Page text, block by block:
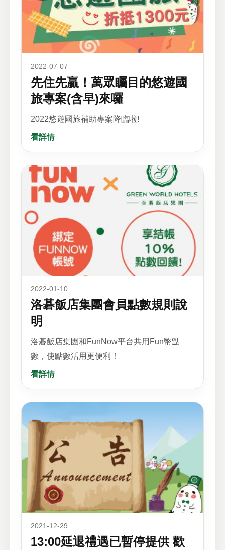
2022-07-07
先住先贏！萬眾矚目的悠遊國
旅專案(含早)來囉
2022悠遊國旅補助專案降臨啦!
看詳情
2022-01-10
洛碁飯店集團會員點數規則說
明
洛碁飯店集團和FunNow平台共用Fun幣點
數，使點數活用更便利！
看詳情
2021-12-29
13:00延退禮遇已暫停提供 歡